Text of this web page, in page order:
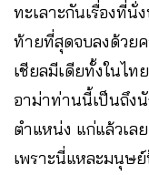
ทะเลาะกันเรื่องที่
ท้ายที่สุดจบลงด้วย
เชียลมีเดียทั้งในไท
อาม่าท่านนี้เป็นถึง
ตำแหน่ง แก่แล้วเล
เพราะนี่แหละมนุษ